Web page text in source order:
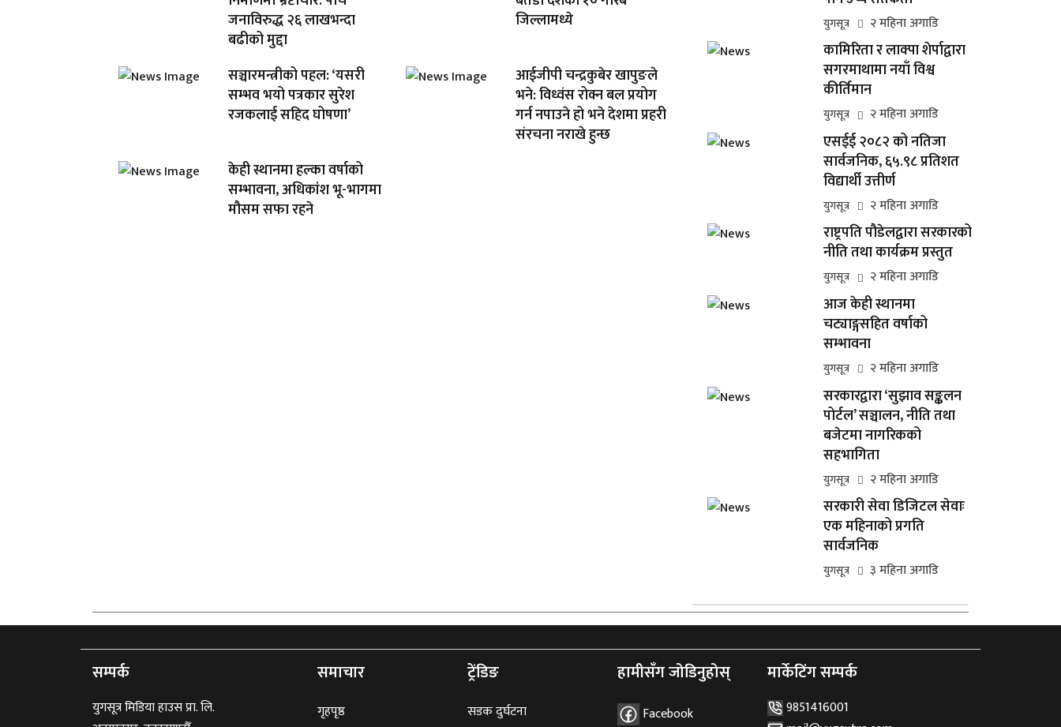
जनाविरुद्ध २६ लाखभन्दा
बढीको मुद्दा
जिल्लामध्ये
सञ्चारमन्त्रीको पहल: ‘यसरी
सम्भव भयो पत्रकार सुरेश
रजकलाई सहिद घोषणा’
आईजीपी चन्द्रकुबेर खापुङले
भने: विध्वंस रोक्न बल प्रयोग
गर्न नपाउने हो भने देशमा प्रहरी
संरचना नराखे हुन्छ
केही स्थानमा हल्का वर्षाको
सम्भावना, अधिकांश भू-भागमा
मौसम सफा रहने
युगसूत्र २ महिना अगाडि
कामिरिता र लाक्पा शेर्पाद्वारा
सगरमाथामा नयाँ विश्व
कीर्तिमान
युगसूत्र २ महिना अगाडि
एसईई २०८२ को नतिजा
सार्वजनिक, ६५.९८ प्रतिशत
विद्यार्थी उत्तीर्ण
युगसूत्र २ महिना अगाडि
राष्ट्रपति पौडेलद्वारा सरकारको
नीति तथा कार्यक्रम प्रस्तुत
युगसूत्र २ महिना अगाडि
आज केही स्थानमा
चट्याङ्गसहित वर्षाको
सम्भावना
युगसूत्र २ महिना अगाडि
सरकारद्वारा ‘सुझाव सङ्कलन
पोर्टल’ सञ्चालन, नीति तथा
बजेटमा नागरिकको
सहभागिता
युगसूत्र २ महिना अगाडि
सरकारी सेवा डिजिटल सेवाः
एक महिनाको प्रगति
सार्वजनिक
युगसूत्र ३ महिना अगाडि
सम्पर्क
युगसूत्र मिडिया हाउस प्रा. लि.
समाचार
गृहपृष्ठ
ट्रेंडिङ
सडक दुर्घटना
हामीसँग जोडिनुहोस्
Facebook
मार्केटिंग सम्पर्क
9851416001